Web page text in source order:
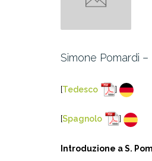
Simone Pomardi –
[Tedesco ]
[Spagnolo ]
Introduzione a S.